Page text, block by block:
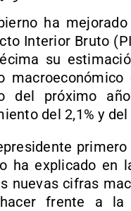
ha
Interior Bruto
su
del próximo
del 2,1% y
ha explicado en
nuevas cifras
frente a la